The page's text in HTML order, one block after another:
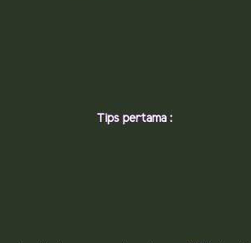
Tips pertama :